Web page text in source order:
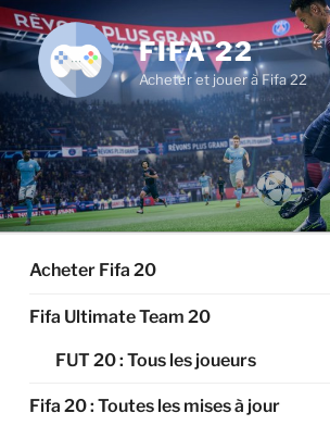
Aller
au
contenu
principal
FIFA 22
Acheter et jouer à Fifa 22
Acheter Fifa 20
Fifa Ultimate Team 20
FUT 20 : Tous les joueurs
Fifa 20 : Toutes les mises à jour